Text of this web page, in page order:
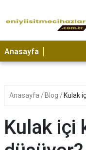
Anasayfa
Anasayfa Blog Kulak
Kulak içi